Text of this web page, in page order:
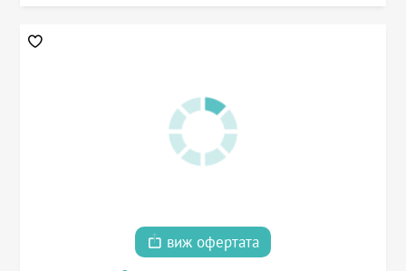
виж офертата